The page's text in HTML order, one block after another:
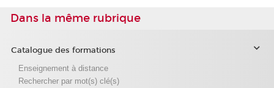
Dans la même rubrique
Catalogue des formations
Enseignement à distance
Rechercher par mot(s) clé(s)